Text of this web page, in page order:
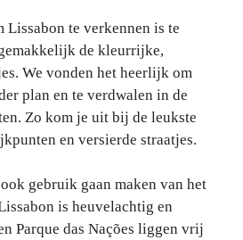
Lissabon te verkennen is te
de kleurrijke,
We vonden het heerlijk om
plan en te verdwalen in de
Zo kom je uit bij de leukste
en versierde straatjes.
gebruik gaan maken van het
is heuvelachtig en
Parque das Nações liggen vrij